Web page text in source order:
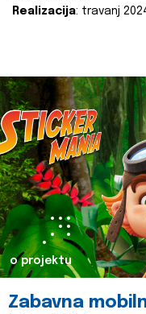
Realizacija: travanj
o projektu
Zabavna